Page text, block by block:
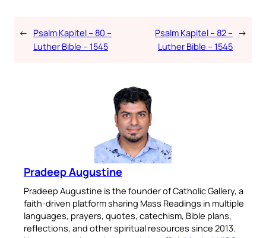
← Psalm Kapitel – 80 –
Luther Bible – 1545
Psalm Kapitel – 82 –
Luther Bible – 1545
→
Pradeep Augustine
Pradeep Augustine is the founder of Catholic Gallery, a
faith-driven platform sharing Mass Readings in multiple
languages, prayers, quotes, catechism, Bible plans,
reflections, and other spiritual resources since 2013.